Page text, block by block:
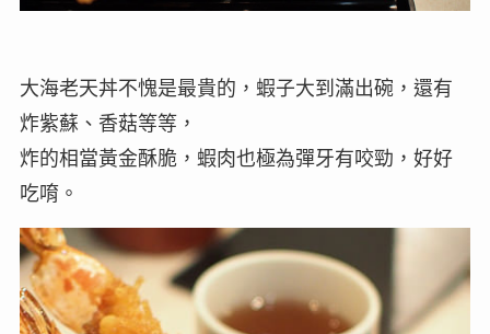
大海老天丼不愧是最貴的，蝦子大到滿出碗，還有
炸紫蘇、香菇等等，
炸的相當黃金酥脆，蝦肉也極為彈牙有咬勁，好好
吃唷。